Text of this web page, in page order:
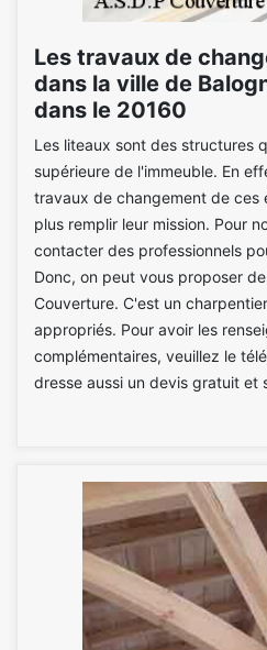
Les travaux de
dans la ville de
dans le 20160
Les liteaux sont des structures
supérieure de l'immeuble. En
travaux de changement de ces
plus remplir leur mission. Pour
contacter des professionnels
Donc, on peut vous proposer
Couverture. C'est un
appropriés. Pour avoir les
complémentaires, veuillez le
dresse aussi un devis gratuit et